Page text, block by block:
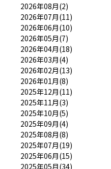
2026年08月(2)
2026年07月(11)
2026年06月(10)
2026年05月(7)
2026年04月(18)
2026年03月(4)
2026年02月(13)
2026年01月(8)
2025年12月(11)
2025年11月(3)
2025年10月(5)
2025年09月(4)
2025年08月(8)
2025年07月(19)
2025年06月(15)
2025年05月(34)